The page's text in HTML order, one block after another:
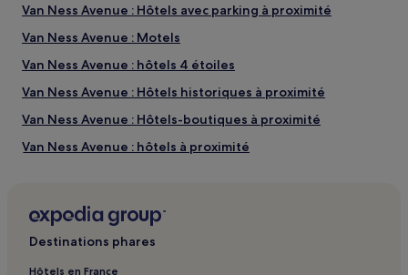
Golden Gate Bridge
Lombard Street
Union Street : les activités à proximité
Chestnut Street
Presidio Theater (cinéma)
Ghirardelli Square
Van Ness Avenue : Hôtels avec parking à proximité
Van Ness Avenue : Motels
Van Ness Avenue : hôtels 4 étoiles
Van Ness Avenue : Hôtels historiques à proximité
Van Ness Avenue : Hôtels-boutiques à proximité
Van Ness Avenue : hôtels à proximité
Hôtel Westin St Francis Hotel Glass Elevators : hôtels à
proximité
Destinations phares
Hôtels en France